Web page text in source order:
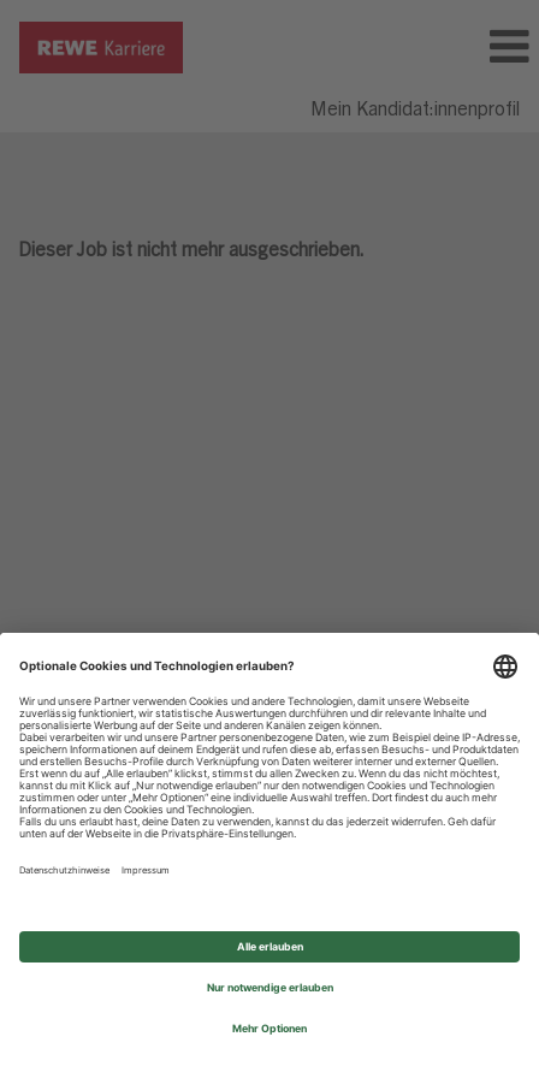
Mein Kandidat:innenprofil
Dieser Job ist nicht mehr ausgeschrieben.
Datenschutzhinweise
Impressum
Privatsphäre-Einstellungen
© 2026 REWE Group - All rights reserved